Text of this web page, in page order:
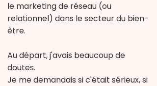
le marketing de réseau (ou
relationnel) dans le secteur du bien-
être.
Au départ, j'avais beaucoup de
doutes.
Je me demandais si c'était sérieux,si